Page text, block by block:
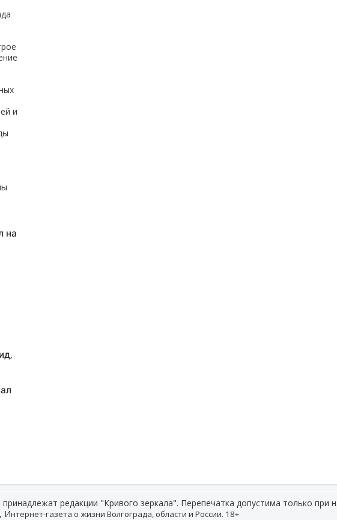
и
на
редакции "Кривого зеркала". Перепечатка допустима только при
Интернет-газета о жизни Волгограда, области и России. 18+